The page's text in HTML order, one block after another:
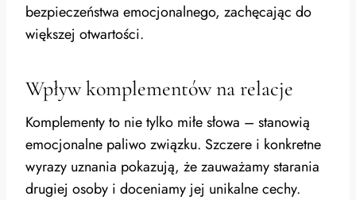
bezpieczeństwa emocjonalnego, zachęcając do
większej otwartości.
Wpływ komplementów na relacje
Komplementy to nie tylko miłe słowa – stanowią
emocjonalne paliwo związku. Szczere i konkretne
wyrazy uznania pokazują, że zauważamy starania
drugiej osoby i doceniamy jej unikalne cechy.